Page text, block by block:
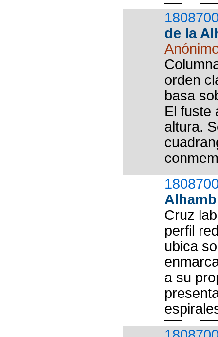
de la
orden
basa
El fuste
altura.
Cruz
perfil
ubica
a su